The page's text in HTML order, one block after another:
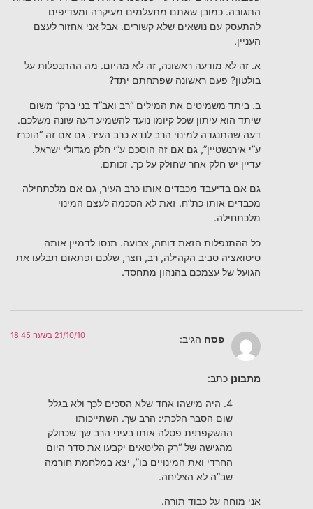
התגובה. כמובן שאתם מתעלמים מעיקרה ומעדיפים
להתעסק עם נושאים שלא קשורים. אבל אני אחזור לעצם
העניין.
א. זה לא מודעה ראשונה, זה לא מהיום. מה ההתנפלות על
בולטון? פעם ראשונה שפתחתם יתד?
ב. ביתד משמיטים את המילים “רב ואב”ד בני ברק” משום
שיתד הוא עיתון שכל קיומו נועד להשמיע דעה שונה משלכם.
דעה שהתנגדה למינוי הרב לנדא כרב העיר. גם אם זה “הוכרז
ע”י אירנשטיין”, גם אם זה הוסכם ע”י חלק מגדולי ישראל.
עדיין יש חלק אחר שחולק על כך. זכותם.
גם אם בדיעבד מכבדים אותו כרב העיר, גם אם מלכתחילה
מכבדים אותו כת”ח. זאת לא הסכמה לעצם המינוי
מלכתחילה.
כל ההתנפלות הזאת דוחה, צבועה. תנסו לדמיין אותה
סיטואציה סביב הקהילה, רב, חצר, שלכם ופתאום תבלעו את
הגועל של עצמכם בהנהון מתחסד.
פסח הגיב: 21/10/10 בשעה 18:45
מתבונן כתב:
4. היה מישהו אחד שלא הסכים לכך ולא בגלל
שום הסבר הלכתי: הרב שך. השתייכותו
ההשקפתית פסלה אותו בעיני הרב שך שכחלק
מהגישה של “רק הליטאים יקבעו את סדר היום
החרדי ואת המינויים בו”, יצא במלחמת חורמה
שב”ה לא הצליחה.
אני מוחה על כבוד תורה.